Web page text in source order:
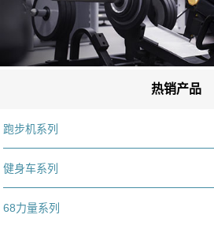
热销产品
跑步机系列
健身车系列
68力量系列